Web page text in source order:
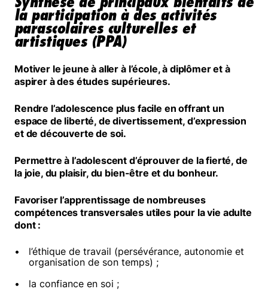
la participation à des activités
parascolaires culturelles et
artistiques (PPA)
Motiver le jeune à aller à l’école, à diplômer et à
aspirer à des études supérieures.
Rendre l’adolescence plus facile en offrant un
espace de liberté, de divertissement, d’expression
et de découverte de soi.
Permettre à l’adolescent d’éprouver de la fierté, de
la joie, du plaisir, du bien-être et du bonheur.
Favoriser l’apprentissage de nombreuses
compétences transversales utiles pour la vie adulte
dont :
l’éthique de travail (persévérance, autonomie et
organisation de son temps) ;
la confiance en soi ;